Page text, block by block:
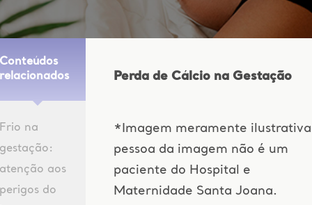
Conteúdos
relacionados
Frio na
gestação:
atenção aos
perigos do
Perda de Cálcio na Gestação
*Imagem meramente
pessoa da imagem não é um
paciente do Hospital e
Maternidade Santa Joana.